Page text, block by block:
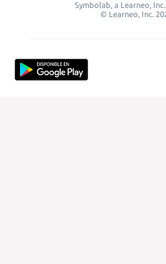
Symbolab, a Learneo,
© Learneo, Inc.